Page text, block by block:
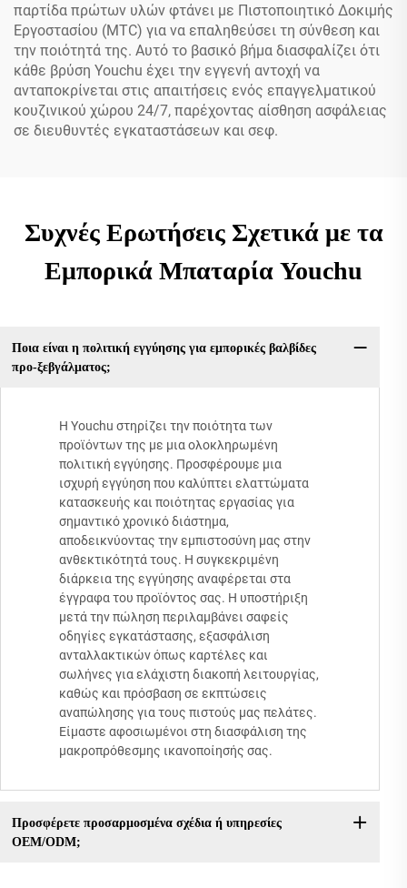
παρτίδα πρώτων υλών φτάνει με Πιστοποιητικό Δοκιμής
Εργοστασίου (MTC) για να επαληθεύσει τη σύνθεση και
την ποιότητά της. Αυτό το βασικό βήμα διασφαλίζει ότι
κάθε βρύση Youchu έχει την εγγενή αντοχή να
ανταποκρίνεται στις απαιτήσεις ενός επαγγελματικού
κουζινικού χώρου 24/7, παρέχοντας αίσθηση ασφάλειας
σε διευθυντές εγκαταστάσεων και σεφ.
Συχνές Ερωτήσεις Σχετικά με τα
Εμπορικά Μπαταρία Youchu
Ποια είναι η πολιτική εγγύησης για εμπορικές βαλβίδες
προ-ξεβγάλματος;
Η Youchu στηρίζει την ποιότητα των
προϊόντων της με μια ολοκληρωμένη
πολιτική εγγύησης. Προσφέρουμε μια
ισχυρή εγγύηση που καλύπτει ελαττώματα
κατασκευής και ποιότητας εργασίας για
σημαντικό χρονικό διάστημα,
αποδεικνύοντας την εμπιστοσύνη μας στην
ανθεκτικότητά τους. Η συγκεκριμένη
διάρκεια της εγγύησης αναφέρεται στα
έγγραφα του προϊόντος σας. Η υποστήριξη
μετά την πώληση περιλαμβάνει σαφείς
οδηγίες εγκατάστασης, εξασφάλιση
ανταλλακτικών όπως καρτέλες και
σωλήνες για ελάχιστη διακοπή λειτουργίας,
καθώς και πρόσβαση σε εκπτώσεις
αναπώλησης για τους πιστούς μας πελάτες.
Είμαστε αφοσιωμένοι στη διασφάλιση της
μακροπρόθεσμης ικανοποίησής σας.
Προσφέρετε προσαρμοσμένα σχέδια ή υπηρεσίες
OEM/ODM;